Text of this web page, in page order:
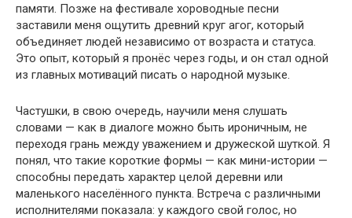
памяти. Позже на фестивале хороводные песни
заставили меня ощутить древний круг агог, который
объединяет людей независимо от возраста и статуса.
Это опыт, который я пронёс через годы, и он стал одной
из главных мотиваций писать о народной музыке.
Частушки, в свою очередь, научили меня слушать
словами — как в диалоге можно быть ироничным, не
переходя грань между уважением и дружеской шуткой. Я
понял, что такие короткие формы — как мини-истории —
способны передать характер целой деревни или
маленького населённого пункта. Встреча с различными
исполнителями показала: у каждого свой голос, но